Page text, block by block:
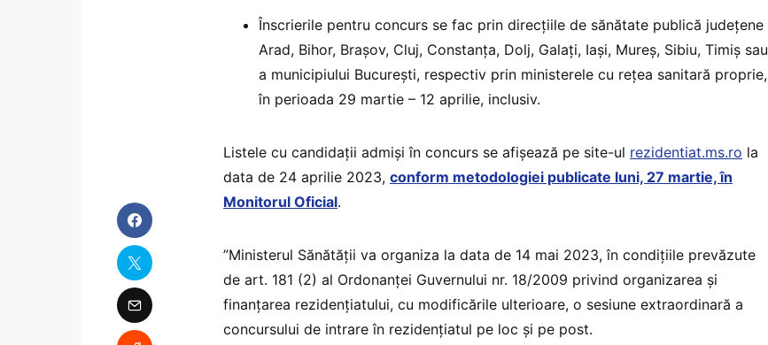
Înscrierile pentru concurs se fac prin direcţiile de sănătate publică județene
Arad, Bihor, Brașov, Cluj, Constanța, Dolj, Galați, Iași, Mureș, Sibiu, Timiș sau
a municipiului București, respectiv prin ministerele cu reţea sanitară proprie,
în perioada 29 martie – 12 aprilie, inclusiv.
Listele cu candidaţii admişi în concurs se afişează pe site-ul rezidentiat.ms.ro la
data de 24 aprilie 2023, conform metodologiei publicate luni, 27 martie, în
Monitorul Oficial.
”Ministerul Sănătății va organiza la data de 14 mai 2023, în condițiile prevăzute
de art. 181 (2) al Ordonanței Guvernului nr. 18/2009 privind organizarea și
finanțarea rezidențiatului, cu modificările ulterioare, o sesiune extraordinară a
concursului de intrare în rezidențiatul pe loc și pe post.